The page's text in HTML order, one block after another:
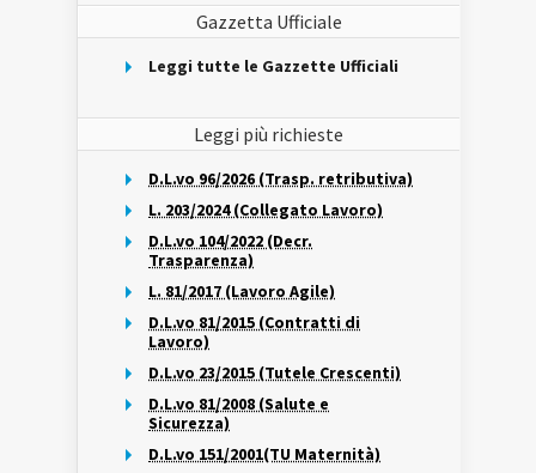
Gazzetta Ufficiale
Leggi tutte le Gazzette Ufficiali
Leggi più richieste
D.L.vo 96/2026 (Trasp. retributiva)
L. 203/2024 (Collegato Lavoro)
D.L.vo 104/2022 (Decr.
Trasparenza)
L. 81/2017 (Lavoro Agile)
D.L.vo 81/2015 (Contratti di
Lavoro)
D.L.vo 23/2015 (Tutele Crescenti)
D.L.vo 81/2008 (Salute e
Sicurezza)
D.L.vo 151/2001(TU Maternità)